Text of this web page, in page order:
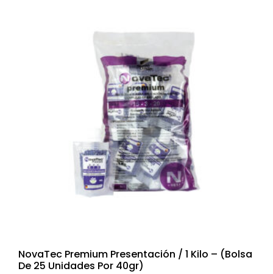
NovaTec Premium Presentación / 1 Kilo – (Bolsa
De 25 Unidades Por 40gr)